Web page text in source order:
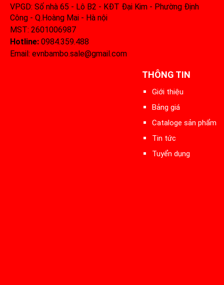
VPGD: Số nhà 65 - Lô B2 - KĐT Đại Kim - Phường Định
Công - Q.Hoàng Mai - Hà nội
MST: 2601006987
Hotline: 0984.359.488‬
Email: evnbambo.sale@gmail.com
THÔNG TIN
Giới thiệu
Bảng giá
Cataloge sản phẩm
Tin tức
Tuyển dụng